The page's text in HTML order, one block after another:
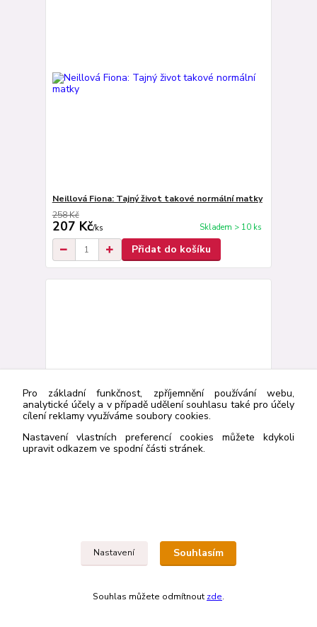
Neillová Fiona: Tajný život takové normální matky
258 Kč
207 Kč/ks Skladem > 10 ks
Přidat do košíku
Pro základní funkčnost, zpříjemnění používání webu,
analytické účely a v případě udělení souhlasu také pro účely
cílení reklamy využíváme soubory cookies.
Nastavení vlastních preferencí cookies můžete kdykoli
upravit odkazem ve spodní části stránek.
Nastavení Souhlasím
Souhlas můžete odmítnout zde.